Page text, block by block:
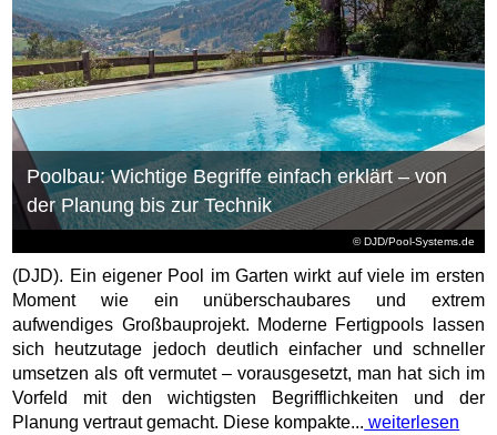
© DJD/Pool-Systems.de
Poolbau: Wichtige Begriffe einfach erklärt – von
der Planung bis zur Technik
(DJD). Ein eigener Pool im Garten wirkt auf viele im ersten
Moment wie ein unüberschaubares und extrem
aufwendiges Großbauprojekt. Moderne Fertigpools lassen
sich heutzutage jedoch deutlich einfacher und schneller
umsetzen als oft vermutet – vorausgesetzt, man hat sich im
Vorfeld mit den wichtigsten Begrifflichkeiten und der
Planung vertraut gemacht. Diese kompakte... weiterlesen